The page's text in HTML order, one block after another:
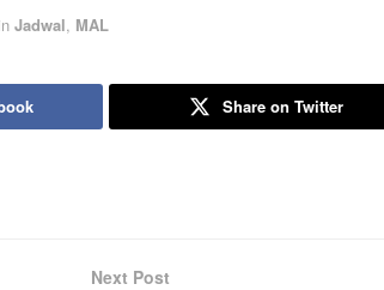
in Jadwal, MAL
Share on Twitter
Next Post